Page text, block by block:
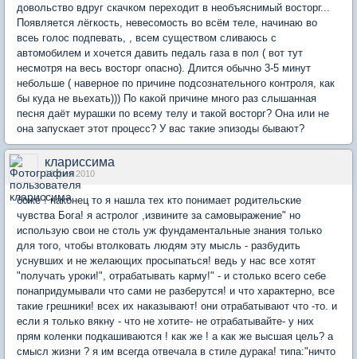
довольство вдруг скачком переходит в необъяснимый восторг...
Появляется лёгкость, невесомость во всём теле, начинаю во
всеь голос подпевать, , всем существом сливаюсь с
автомобилем и хочется давить педаль газа в пол ( вот тут
несмотря на весь восторг опасно). Длится обычно 3-5 минут
небольше ( наверное по причине подсознательного контроля, как
бы куда не вьехать))) По какой причине много раз слышанная
песня даёт мурашки по всему телу и такой восторг? Она или не
она запускает этот процесс? У вас такие эпизоды бывают?
клариссима
18 фев 2010
боже ! наконец то я нашла тех кто понимает родительские
чувства Бога! я астролог ,извините за самовыражение" но
использую свои не столь уж фундаментальные знания только
для того, чтобы втолковать людям эту мысль - разбудить
уснувших и не желающих просыпаться! ведь у нас все хотят
"получать уроки!", отрабатывать карму!" - и столько всего себе
понапридумывали что сами не разберутся! и что характерно, все
такие грешники! всех их наказывают! они отрабатывают что -то. и
если я только вякну - что не хотите- не отрабатывайте- у них
прям коленки подкашиваются ! как же ! а как же высшая цель? а
смысл жизни ? я им всегда отвечала в стиле дурака! типа:"ничто